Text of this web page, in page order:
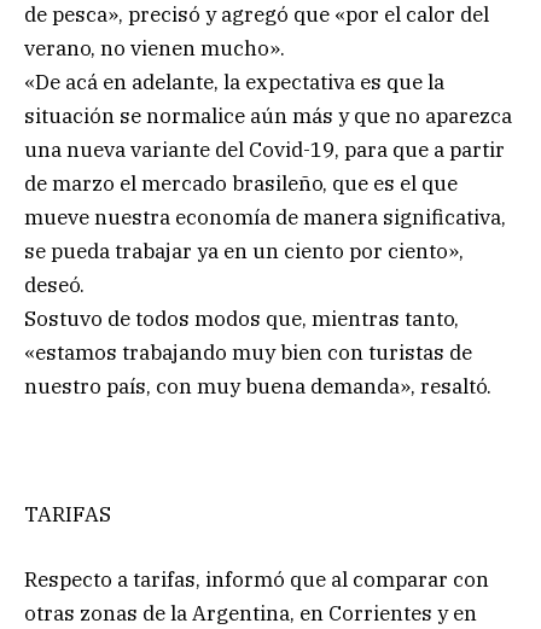
de pesca», precisó y agregó que «por el calor del
verano, no vienen mucho».
«De acá en adelante, la expectativa es que la
situación se normalice aún más y que no aparezca
una nueva variante del Covid-19, para que a partir
de marzo el mercado brasileño, que es el que
mueve nuestra economía de manera significativa,
se pueda trabajar ya en un ciento por ciento»,
deseó.
Sostuvo de todos modos que, mientras tanto,
«estamos trabajando muy bien con turistas de
nuestro país, con muy buena demanda», resaltó.
TARIFAS
Respecto a tarifas, informó que al comparar con
otras zonas de la Argentina, en Corrientes y en